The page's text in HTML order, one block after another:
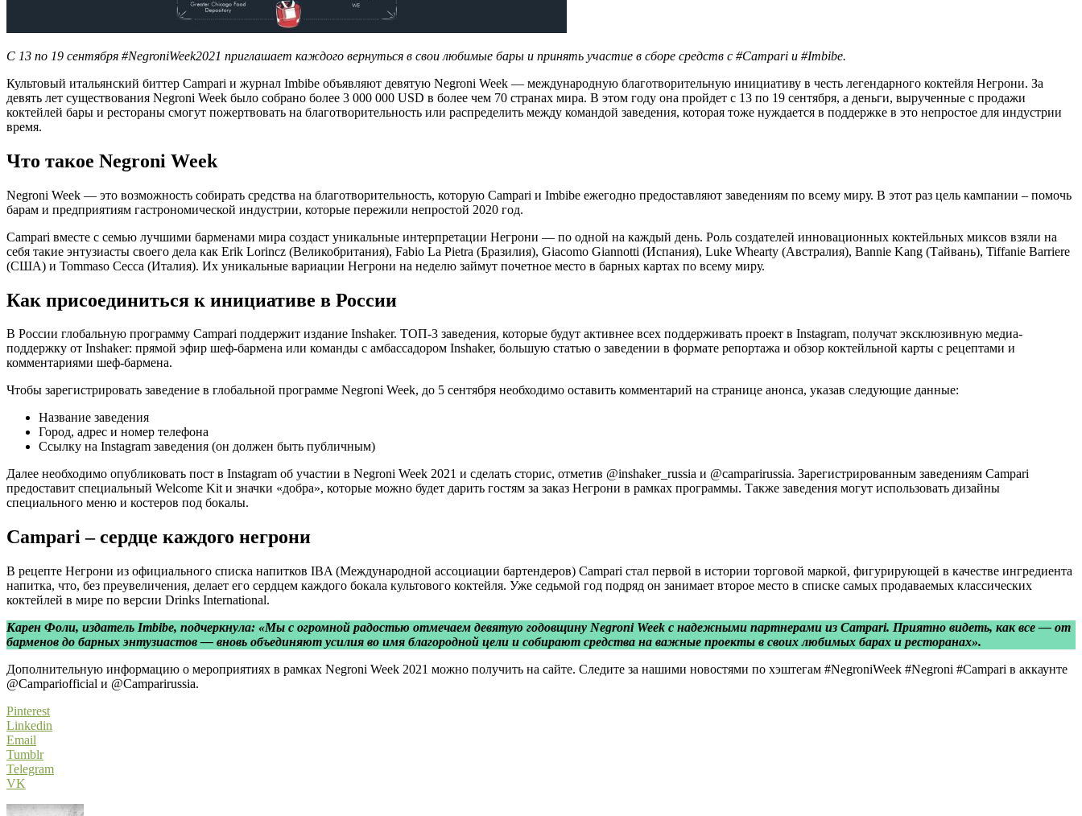
С 13 по 19 сентября #NegroniWeek2021 приглашает каждого вернуться в свои любимые бары и принять участие в сборе средств с #Campari и #Imbibe.
Культовый итальянский биттер Campari и журнал Imbibe объявляют девятую Negroni Week — международную благотворительную инициативу в честь легендарного коктейля Негрони. За
девять лет существования Negroni Week было собрано более 3 000 000 USD в более чем 70 странах мира. В этом году она пройдет с 13 по 19 сентября, а деньги, вырученные с продажи
коктейлей бары и рестораны смогут пожертвовать на благотворительность или распределить между командой заведения, которая тоже нуждается в поддержке в это непростое для индустрии
время.
Что такое Negroni Week
Negroni Week — это возможность собирать средства на благотворительность, которую Campari и Imbibe ежегодно предоставляют заведениям по всему миру. В этот раз цель кампании – помочь
барам и предприятиям гастрономической индустрии, которые пережили непростой 2020 год.
Campari вместе с семью лучшими барменами мира создаст уникальные интерпретации Негрони — по одной на каждый день. Роль создателей инновационных коктейльных миксов взяли на
себя такие энтузиасты своего дела как Erik Lorincz (Великобритания), Fabio La Pietra (Бразилия), Giacomo Giannotti (Испания), Luke Whearty (Австралия), Bannie Kang (Тайвань), Tiffanie Barriere
(США) и Tommaso Cecca (Италия). Их уникальные вариации Негрони на неделю займут почетное место в барных картах по всему миру.
Как присоединиться к инициативе в России
В России глобальную программу Campari поддержит издание Inshaker. ТОП-3 заведения, которые будут активнее всех поддерживать проект в Instagram, получат эксклюзивную медиа-
поддержку от Inshaker: прямой эфир шеф-бармена или команды с амбассадором Inshaker, большую статью о заведении в формате репортажа и обзор коктейльной карты с рецептами и
комментариями шеф-бармена.
Чтобы зарегистрировать заведение в глобальной программе Negroni Week, до 5 сентября необходимо оставить комментарий на странице анонса, указав следующие данные:
Название заведения
Город, адрес и номер телефона
Ссылку на Instagram заведения (он должен быть публичным)
Далее необходимо опубликовать пост в Instagram об участии в Negroni Week 2021 и сделать сторис, отметив @inshaker_russia и @camparirussia. Зарегистрированным заведениям Campari
предоставит специальный Welcome Kit и значки «добра», которые можно будет дарить гостям за заказ Негрони в рамках программы. Также заведения могут использовать дизайны
специального меню и костеров под бокалы.
Campari – сердце каждого негрони
В рецепте Негрони из официального списка напитков IBA (Международной ассоциации бартендеров) Campari стал первой в истории торговой маркой, фигурирующей в качестве ингредиента
напитка, что, без преувеличения, делает его сердцем каждого бокала культового коктейля. Уже седьмой год подряд он занимает второе место в списке самых продаваемых классических
коктейлей в мире по версии Drinks International.
Карен Фоли, издатель Imbibe, подчеркнула: «Мы с огромной радостью отмечаем девятую годовщину Negroni Week с надежными партнерами из Campari. Приятно видеть, как все — от
барменов до барных энтузиастов — вновь объединяют усилия во имя благородной цели и собирают средства на важные проекты в своих любимых барах и ресторанах».
Дополнительную информацию о мероприятиях в рамках Negroni Week 2021 можно получить на сайте. Следите за нашими новостями по хэштегам #NegroniWeek #Negroni #Campari в аккаунте
@Campariofficial и @Camparirussia.
Pinterest
Linkedin
Email
Tumblr
Telegram
VK